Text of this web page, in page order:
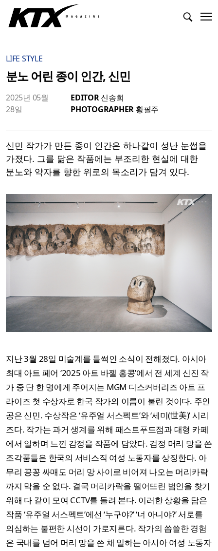
LIFE STYLE
분노 어린 종이 인간, 신민
2025년 05월
28일
EDITOR신송희
PHOTOGRAPHER 황필주
신민 작가가 만든 종이 인간은 하나같이 성난 눈썹을
가졌다. 그를 닮은 작품에는 부조리한 현실에 대한
분노와 약자를 향한 위로의 목소리가 담겨 있다.
지난 3월 28일 미술계를 들썩인 소식이 전해졌다. 아시아
최대 아트 페어 ‘2025 아트 바젤 홍콩’에서 전 세계 신진 작
가 중 단 한 명에게 주어지는 MGM 디스커버리즈 아트 프
라이즈 첫 수상자로 한국 작가의 이름이 불린 것이다. 주인
공은 신민. 수상작은 ‘유주얼 서스펙트’와 ‘세미(世美)’ 시리
즈다. 작가는 과거 생계를 위해 패스트푸드점과 대형 카페
에서 일하며 느낀 감정을 작품에 담았다. 검정 머리 망을 쓴
조각품들은 한국의 서비스직 여성 노동자를 상징한다. 아
무리 꽁꽁 싸매도 머리 망 사이로 비어져 나오는 머리카락
까지 막을 순 없다. 결국 머리카락을 떨어뜨린 범인을 찾기
위해 다 같이 모여 CCTV를 돌려 본다. 이러한 상황을 담은
작품 ‘유주얼 서스펙트’에선 ‘누구야?’ ‘너 아니야?’ 서로를
의심하는 불편한 시선이 가로지른다. 작가의 씁쓸한 경험
은 국내를 넘어 머리 망을 쓴 채 일하는 아시아 여성 노동자